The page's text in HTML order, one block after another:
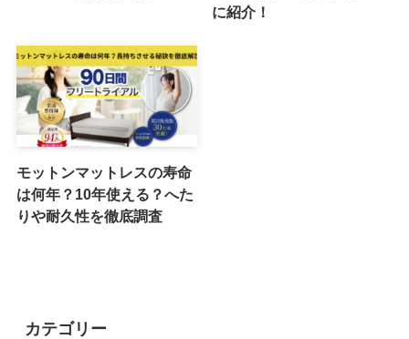
に紹介！
モットンマットレスの寿命
は何年？10年使える？へた
りや耐久性を徹底調査
カテゴリー